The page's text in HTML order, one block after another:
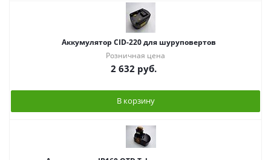
Аккумулятор CID-220 для шуруповертов
Розничная цена
2 632 руб.
В корзину